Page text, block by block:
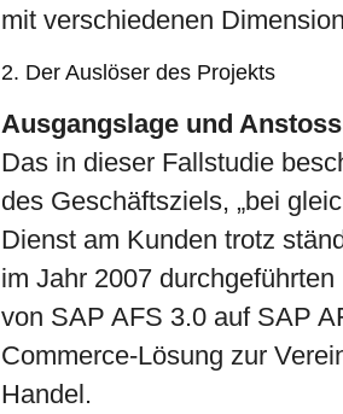
mit verschiedenen
2. Der Auslöser des Projekts
Ausgangslage und
Das in dieser Fallstudie
des Geschäftsziels, „bei
Dienst am Kunden trotz
im Jahr 2007
von SAP AFS 3.0 auf SAP
Commerce-Lösung zur
Handel.